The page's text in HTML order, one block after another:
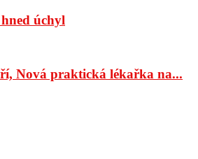
úchyl
Nová praktická lékařka na...